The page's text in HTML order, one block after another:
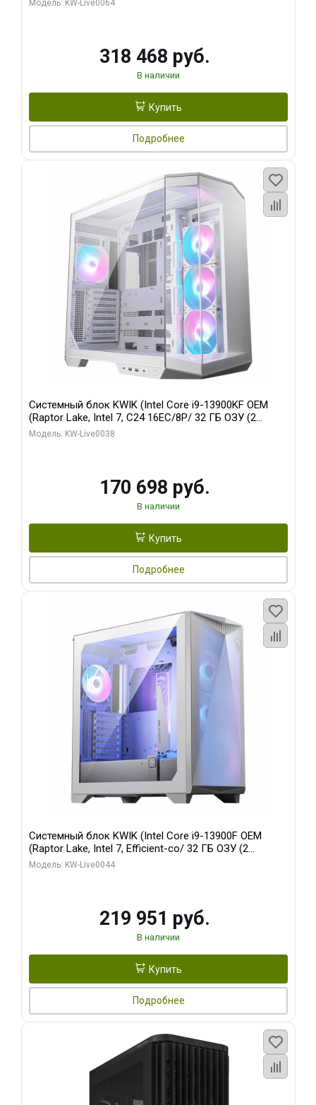
Модель: KW-Live0064
318 468 руб.
В наличии
Купить
Подробнее
Системный блок KWIK (Intel Core i9-13900KF OEM
(Raptor Lake, Intel 7, C24 16EC/8P/ 32 ГБ ОЗУ (2
модуля)/ Gigabyte RX9070XT GAMING OC 16GB GDDR6
Модель: KW-Live0038
170 698 руб.
В наличии
Купить
Подробнее
Системный блок KWIK (Intel Core i9-13900F OEM
(Raptor Lake, Intel 7, Efficient-co/ 32 ГБ ОЗУ (2
модуля)/ Gigabyte RTX5070Ti AERO OC 16GB GDDR7
Модель: KW-Live0044
219 951 руб.
В наличии
Купить
Подробнее